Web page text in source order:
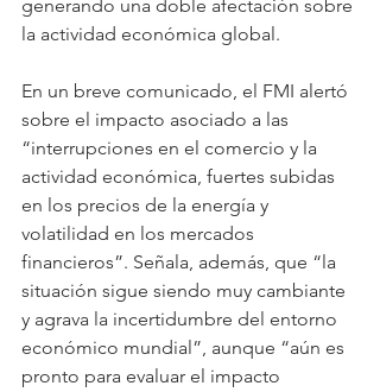
generando una doble afectación sobre
la actividad económica global.
En un breve comunicado, el FMI alertó
sobre el impacto asociado a las
“interrupciones en el comercio y la
actividad económica, fuertes subidas
en los precios de la energía y
volatilidad en los mercados
financieros”. Señala, además, que “la
situación sigue siendo muy cambiante
y agrava la incertidumbre del entorno
económico mundial”, aunque “aún es
pronto para evaluar el impacto